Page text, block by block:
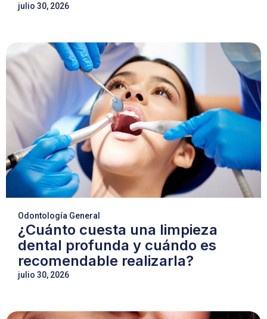
julio 30, 2026
Odontología General
¿Cuánto cuesta una limpieza
dental profunda y cuándo es
recomendable realizarla?
julio 30, 2026